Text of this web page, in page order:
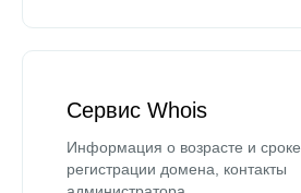
Сервис Whois
Информация о возрасте и сроке
регистрации домена, контакты